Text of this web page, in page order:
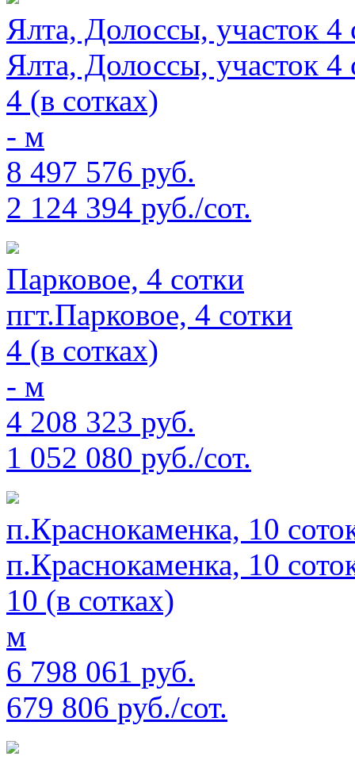
Ялта, Долоссы, участок 4
Ялта, Долоссы, участок 4
4 (в сотках)
- м
8 497 576 руб.
2 124 394 руб./сот.
Парковое, 4 сотки
пгт.Парковое, 4 сотки
4 (в сотках)
- м
4 208 323 руб.
1 052 080 руб./сот.
п.Краснокаменка, 10
п.Краснокаменка, 10
10 (в сотках)
м
6 798 061 руб.
679 806 руб./сот.